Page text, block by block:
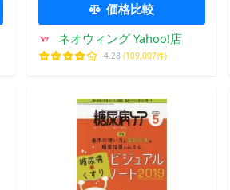
価格比較
ネオウィング Yahoo!店
4.28 (109,007件)